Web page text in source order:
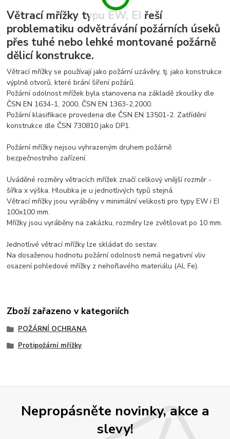
Větrací mřížky typu EW, EI řeší
problematiku odvětrávání požárních úseků
přes tuhé nebo lehké montované požárně
dělicí konstrukce.
Větrací mřížky se používají jako požární uzávěry, tj. jako konstrukce
výplně otvorů, které brání šíření požárů.
Požární odolnost mřížek byla stanovena na základě zkoušky dle
ČSN EN 1634-1, 2000, ČSN EN 1363-2,2000.
Požární klasifikace provedena dle ČSN EN 13501-2. Zatřídění
konstrukce dle ČSN 730810 jako DP1.
Požární mřížky nejsou vyhrazeným druhem požárně
bezpečnostního zařízení.
Uváděné rozměry větracích mřížek značí celkový vnější rozměr -
šířka x výška. Hloubka je u jednotlivých typů stejná.
Větrací mřížky jsou vyráběny v minimální velikosti pro typy EW i EI
100x100 mm.
Mřížky jsou vyráběny na zakázku, rozměry lze zvětšovat po 10 mm.
Jednotlivé větrací mřížky lze skládat do sestav.
Na dosaženou hodnotu požární odolnosti nemá negativní vliv
osazení pohledové mřížky z nehořlavého materiálu (Al, Fe).
Zboží zařazeno v kategoriích
POŽÁRNÍ OCHRANA
Protipožární mřížky
Nepropásněte novinky, akce a
slevy!